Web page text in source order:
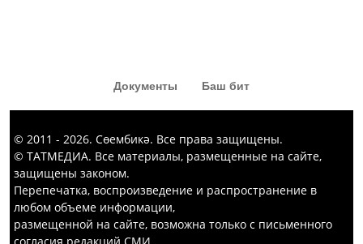
Документы Баш бит
© 2011 - 2026. Сөембикә. Все права защищены.
© ТАТМЕДИА. Все материалы, размещенные на сайте,
защищены законом.
Перепечатка, воспроизведение и распространение в
любом объеме информации,
размещенной на сайте, возможна только с письменного